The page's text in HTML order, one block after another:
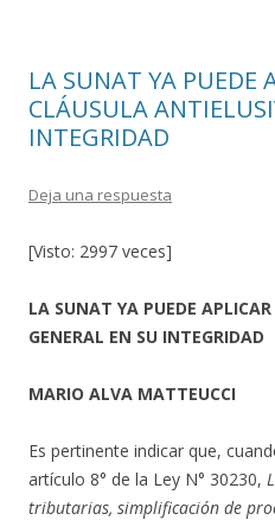
LA SUNAT YA PUEDE
CLÁUSULA
INTEGRIDAD
Deja una respuesta
[Visto: 2997 veces]
LA SUNAT YA PUEDE
GENERAL EN SU INTEGRIDAD
MARIO ALVA MATTEUCCI
Es pertinente indicar que,
artículo 8° de la Ley N° 30230,
tributarias, simplificación de